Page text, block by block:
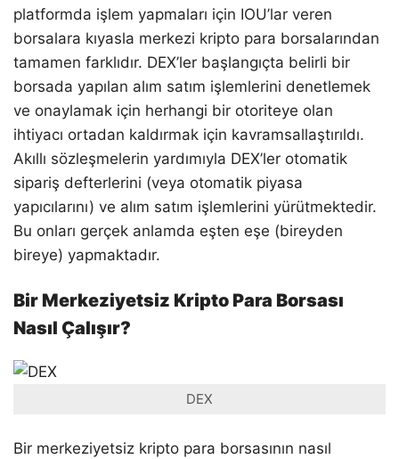
platformda işlem yapmaları için IOU’lar veren
borsalara kıyasla merkezi kripto para borsalarından
tamamen farklıdır. DEX’ler başlangıçta belirli bir
borsada yapılan alım satım işlemlerini denetlemek
ve onaylamak için herhangi bir otoriteye olan
ihtiyacı ortadan kaldırmak için kavramsallaştırıldı.
Akıllı sözleşmelerin yardımıyla DEX’ler otomatik
sipariş defterlerini (veya otomatik piyasa
yapıcılarını) ve alım satım işlemlerini yürütmektedir.
Bu onları gerçek anlamda eşten eşe (bireyden
bireye) yapmaktadır.
Bir Merkeziyetsiz Kripto Para Borsası
Nasıl Çalışır?
DEX
Bir merkeziyetsiz kripto para borsasının nasıl